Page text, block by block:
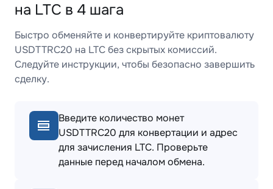
на LTC в 4 шага
Быстро обменяйте и конвертируйте криптовалюту
USDTTRC20 на LTC без скрытых комиссий.
Следуйте инструкции, чтобы безопасно завершить
сделку.
Введите количество монет
USDTTRC20 для конвертации и адрес
для зачисления LTC. Проверьте
данные перед началом обмена.